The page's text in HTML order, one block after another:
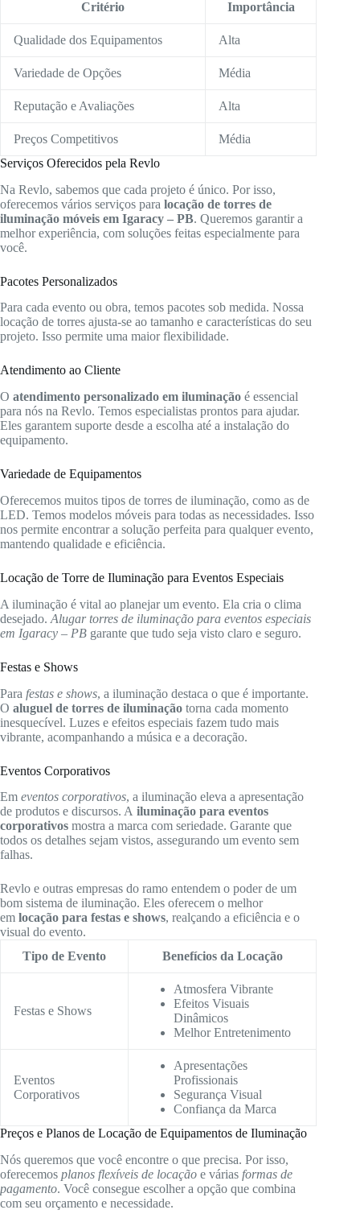
Critério Importância
Qualidade dos Equipamentos Alta
Variedade de Opções Média
Reputação e Avaliações Alta
Preços Competitivos
Média
Serviços Oferecidos pela Revlo
Na Revlo, sabemos que cada projeto é único. Por isso,
oferecemos vários serviços para locação de torres de
iluminação móveis em Igaracy – PB. Queremos garantir a
melhor experiência, com soluções feitas especialmente para
você.
Pacotes Personalizados
Para cada evento ou obra, temos pacotes sob medida. Nossa
locação de torres ajusta-se ao tamanho e características do seu
projeto. Isso permite uma maior flexibilidade.
Atendimento ao Cliente
O atendimento personalizado em iluminação é essencial
para nós na Revlo. Temos especialistas prontos para ajudar.
Eles garantem suporte desde a escolha até a instalação do
equipamento.
Variedade de Equipamentos
Oferecemos muitos tipos de torres de iluminação, como as de
LED. Temos modelos móveis para todas as necessidades. Isso
nos permite encontrar a solução perfeita para qualquer evento,
mantendo qualidade e eficiência.
Locação de Torre de Iluminação para Eventos Especiais
A iluminação é vital ao planejar um evento. Ela cria o clima
desejado. Alugar torres de iluminação para eventos especiais
em Igaracy – PB garante que tudo seja visto claro e seguro.
Festas e Shows
Para festas e shows, a iluminação destaca o que é importante.
O aluguel de torres de iluminação torna cada momento
inesquecível. Luzes e efeitos especiais fazem tudo mais
vibrante, acompanhando a música e a decoração.
Eventos Corporativos
Em eventos corporativos, a iluminação eleva a apresentação
de produtos e discursos. A iluminação para eventos
corporativos mostra a marca com seriedade. Garante que
todos os detalhes sejam vistos, assegurando um evento sem
falhas.
Revlo e outras empresas do ramo entendem o poder de um
bom sistema de iluminação. Eles oferecem o melhor
em locação para festas e shows, realçando a eficiência e o
visual do evento.
Tipo de Evento
Benefícios da Locação
Festas e Shows
Atmosfera Vibrante
Efeitos Visuais
Dinâmicos
Melhor Entretenimento
Eventos
Corporativos
Apresentações
Profissionais
Segurança Visual
Confiança da Marca
Preços e Planos de Locação de Equipamentos de Iluminação
Nós queremos que você encontre o que precisa. Por isso,
oferecemos planos flexíveis de locação e várias formas de
pagamento. Você consegue escolher a opção que combina
com seu orçamento e necessidade.